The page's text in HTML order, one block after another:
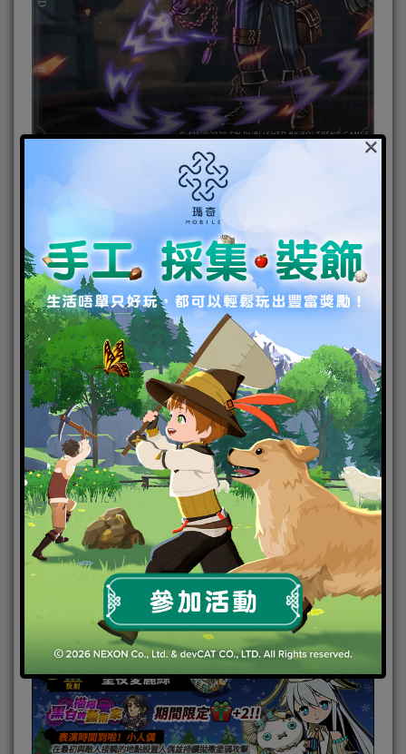
日本SRPG戰棋巔峰之作《亞克傳承R》，在聖誕期
間，劇情活動「阿爾迪亞」、懸賞活動「狂亂澤魯雷
斯」等活動將會開放，除此之外，角色招募「費爾-惡
作劇的雙面」、「綱玄」也將登場！
登入達指定天數，可獲得對應獎勵
12/23 十連稀有招募券x1
12/24 綠色大結晶x10
12/25 十連稀有招募券x1
12/26 紅色大結晶x10
12/27 藍色大結晶x10
12/28 紫色大結晶x10
12/29 彩虹色大結晶x10
《塗鴉英雄 Grasma》
×